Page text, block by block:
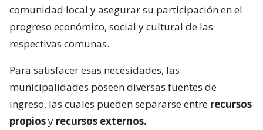
comunidad local y asegurar su participación en el
progreso económico, social y cultural de las
respectivas comunas.
Para satisfacer esas necesidades, las
municipalidades poseen diversas fuentes de
ingreso, las cuales pueden separarse entre recursos
propiosy recursos externos.